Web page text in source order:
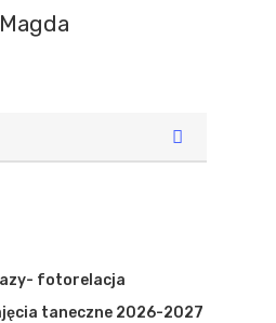
Magda
fotorelacja
taneczne 2026-2027